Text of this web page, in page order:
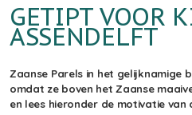
GETIPT VOOR
ASSENDELFT
Zaanse Parels in het gelijknamige
omdat ze boven het Zaanse
en lees hieronder de motivatie van